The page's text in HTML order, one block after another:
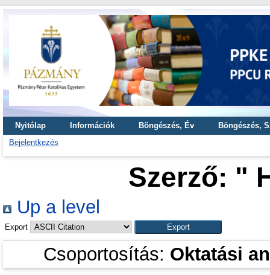
Nyitólap Információk Böngészés, Év
Böngészés,
Bejelentkezés
Szerző: "
Up a level
Export
Csoportosítás: Oktatási